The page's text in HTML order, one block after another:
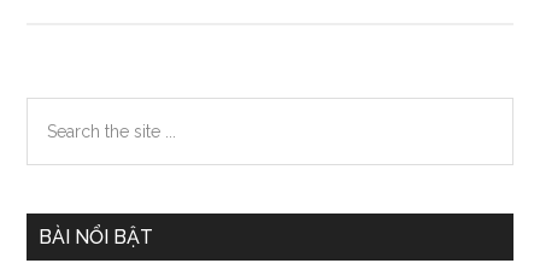
nhận
người
bại
Primary
Sidebar
the
BÀI NỔI BẬT